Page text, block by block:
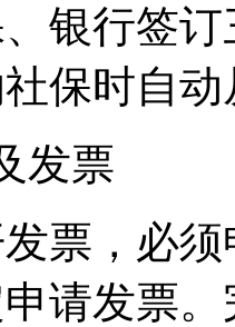
银行签
保时自
发票
票，必
请发票